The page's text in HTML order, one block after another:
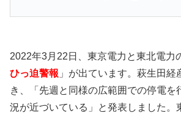
2022年3月22日、東京電力と東北電力
ひっ迫警報 」が出ています。萩生田経
き、「先週と同様の広範囲での停電を
況が近づいている」と発表しました。